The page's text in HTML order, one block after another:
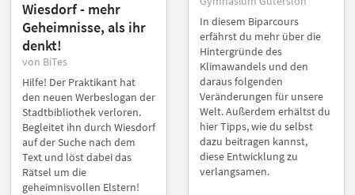
Wiesdorf - mehr
Geheimnisse, als ihr
denkt!
von BiTes
Hilfe! Der Praktikant hat
den neuen Werbeslogan der
Stadtbibliothek verloren.
Begleitet ihn durch Wiesdorf
auf der Suche nach dem
Text und löst dabei das
Rätsel um die
geheimnisvollen Elstern!
In diesem Biparcours
erfährst du mehr über die
Hintergründe des
Klimawandels und den
daraus folgenden
Veränderungen für unsere
Welt. Außerdem erhältst du
hier Tipps, wie du selbst
dazu beitragen kannst,
diese Entwicklung zu
verlangsamen.